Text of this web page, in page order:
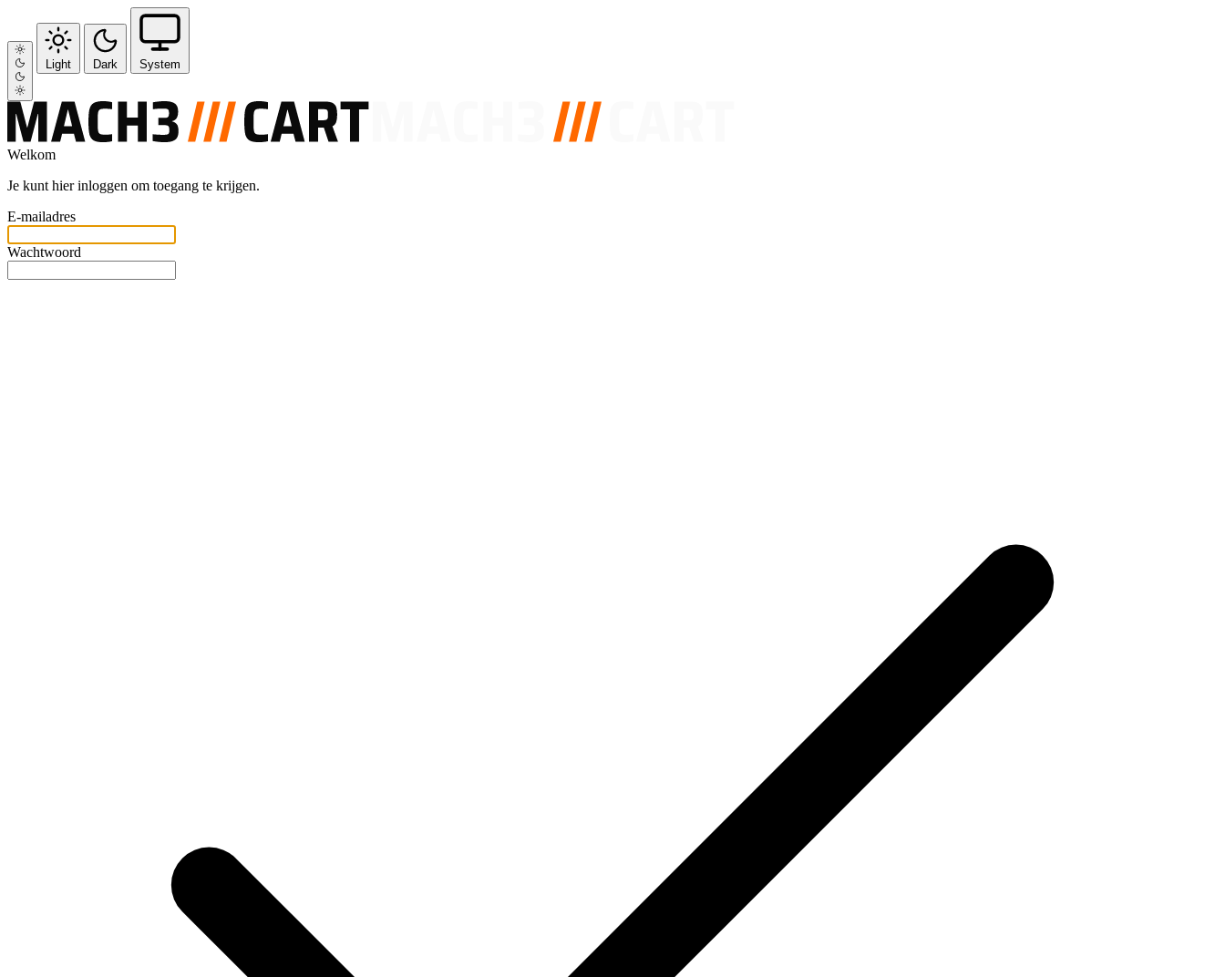
Light Dark System
Welkom
Je kunt hier inloggen om toegang te krijgen.
E-mailadres
Wachtwoord